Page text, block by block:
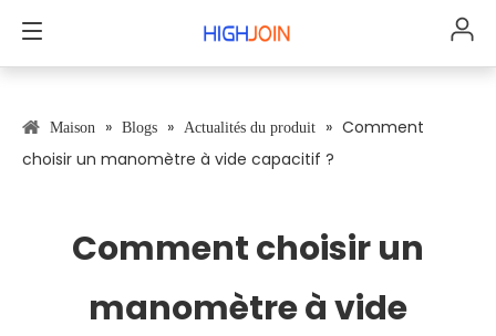
Maison » Blogs » Actualités du produit » Comment
choisir un manomètre à vide capacitif ?
Comment choisir un
manomètre à vide